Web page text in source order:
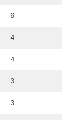
6
4
4
3
3